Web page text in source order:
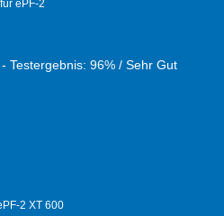
für ePF-2
2 XT 600